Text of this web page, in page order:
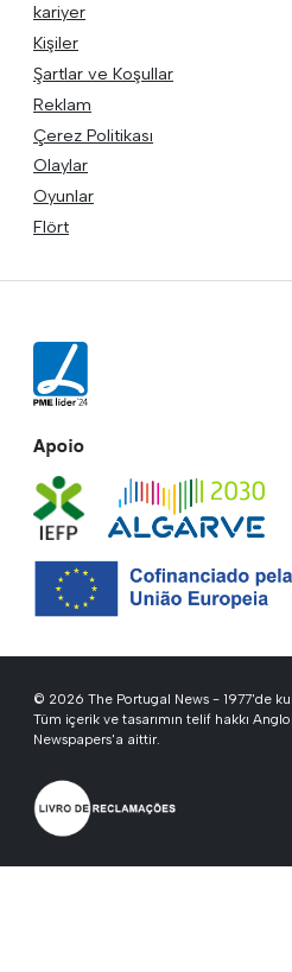
kariyer
Kişiler
Şartlar ve Koşullar
Reklam
Çerez Politikası
Olaylar
Oyunlar
Flört
Apoio
© 2026 The Portugal News - 1977'de
Tüm içerik ve tasarımın telif hakkı
Newspapers'a aittir.